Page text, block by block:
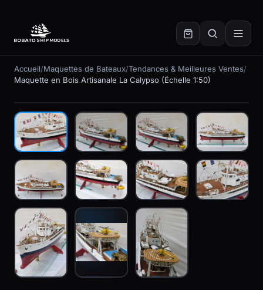
Accueil/Maquettes de Bateaux/Tendances & Meilleures Ventes/
Maquette en Bois Artisanale La Calypso (Échelle 1:50)
En stock